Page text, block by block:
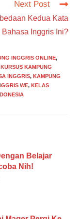
Next Post
Kedua Kata
Bahasa Inggris Ini?
INGGRIS ONLINE,
KAMPUNG
INGGRIS, KAMPUNG
WE, KELAS
Belajar
Nih!